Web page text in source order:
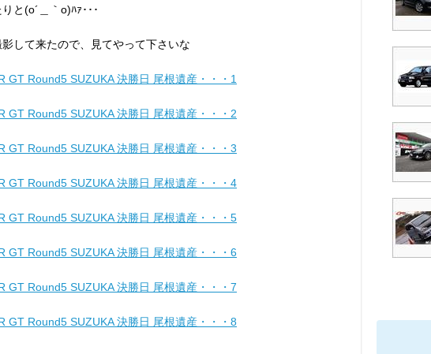
と(o´＿｀o)ﾊｧ･･･
して来たので、見てやって下さいな
GT Round5 SUZUKA 決勝日 尾根遺産・・・1
GT Round5 SUZUKA 決勝日 尾根遺産・・・2
GT Round5 SUZUKA 決勝日 尾根遺産・・・3
GT Round5 SUZUKA 決勝日 尾根遺産・・・4
GT Round5 SUZUKA 決勝日 尾根遺産・・・5
GT Round5 SUZUKA 決勝日 尾根遺産・・・6
GT Round5 SUZUKA 決勝日 尾根遺産・・・7
GT Round5 SUZUKA 決勝日 尾根遺産・・・8